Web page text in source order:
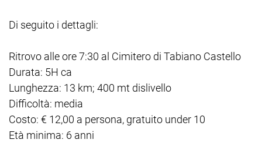
Di seguito i dettagli:
Ritrovo alle ore 7:30 al Cimitero di Tabiano Castello
Durata: 5H ca
Lunghezza: 13 km; 400 mt dislivello
Difficoltà: media
Costo: € 12,00 a persona, gratuito under 10
Età minima: 6 anni